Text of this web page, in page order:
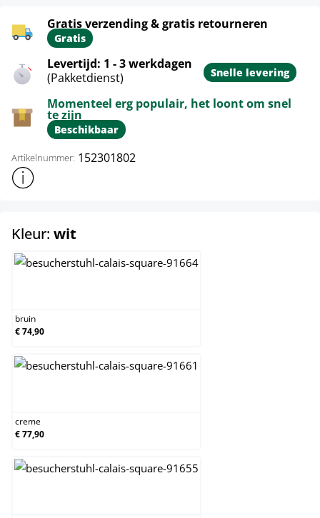
Gratis verzending & gratis retourneren
Gratis
Levertijd: 1 - 3 werkdagen
(Pakketdienst)
Snelle levering
Momenteel erg populair, het loont om snel
te zijn
Beschikbaar
Artikelnummer: 152301802
Toon meer productinformatie
Kleur: wit
bruin
€ 74,90
creme
€ 77,90